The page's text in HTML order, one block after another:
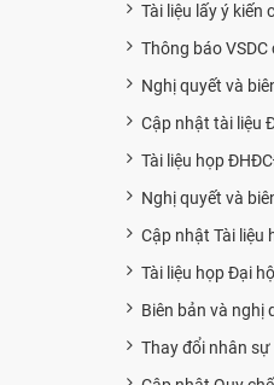
Tài liệu lấy ý kiến
Thông báo
Nghị quyết và
Cập nhật tài liệu
Tài liệu họp
Nghị quyết và
Cập nhật Tài liệu
Tài liệu họp Đại
Biên bản và nghị
Thay đổi nhân sự